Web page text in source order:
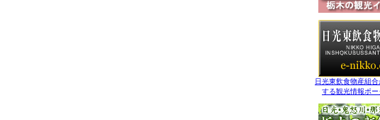
日光東飲食物産組
する観光情報ポー